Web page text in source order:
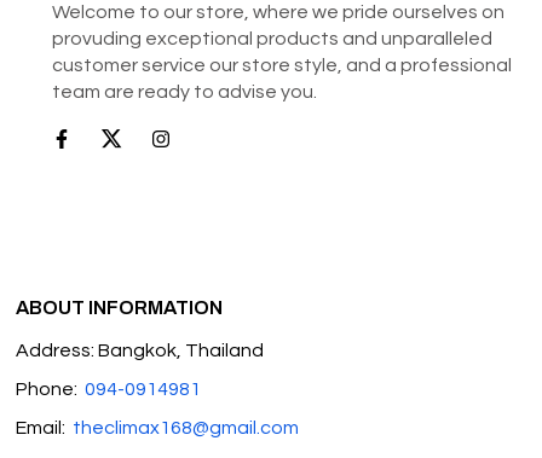
Welcome to our store, where we pride ourselves on
provuding exceptional products and unparalleled
customer service our store style, and a professional
team are ready to advise you.
ABOUT INFORMATION
Address: Bangkok, Thailand
Phone: 094-0914981
Email: theclimax168@gmail.com